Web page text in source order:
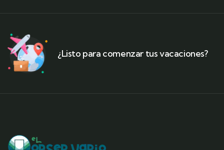
¿Listo para comenzar tus vacaciones?